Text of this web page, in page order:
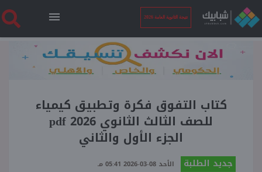
نتيجة الثانوية العامة 2026
الرئيسية
نتيجة الثانوية العامة 2026
أخبار ساخنة
كتاب التفوق فكرة وتطبيق كيمياء
للصف الثالث الثانوي 2026 pdf
الجزء الأول والثاني
جديد الطلبة الأحد 08-03-2026 05:41 مـ